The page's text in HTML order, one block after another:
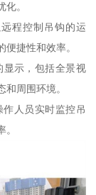
。
程控制吊钩的运
捷性和效率。
显示，包括全景视
周围环境。
人员实时监控吊